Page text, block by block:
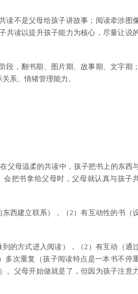
读不是父母给孩子讲故事；阅读牵涉图
共读以提升孩子能力为核心，尽量让说
段，翻书期、图片期、故事期、文字期；
系、情绪管理能力。
父母温柔的共读中，孩子把书上的东西
把书拿给父母时，父母就认真与孩子
西建立联系），（2）有互动性的书（
的方式进入阅读），（2）有互动（通
多次重复（孩子阅读特点是一本书不停
。父母开始做就是了，但因为孩子注意